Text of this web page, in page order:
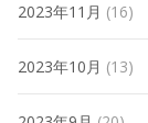
2023年11月 (16)
2023年10月 (13)